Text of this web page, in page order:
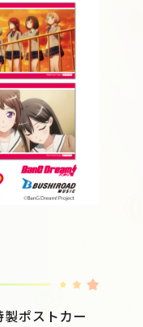
ポストカー